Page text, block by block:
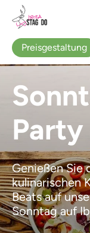
Party
Genießen Sie
kulinarischen
Beats auf
Sonntag auf
Preisgestaltung